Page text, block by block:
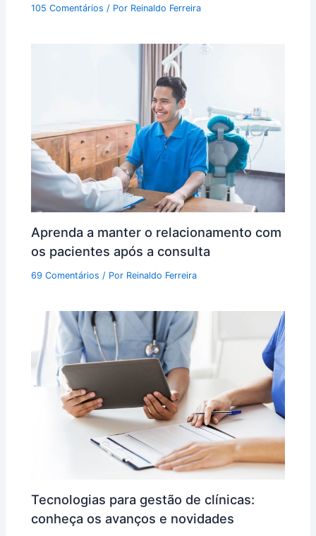
105 Comentários / Por Reinaldo Ferreira
Aprenda a manter o relacionamento com
os pacientes após a consulta
69 Comentários / Por Reinaldo Ferreira
Tecnologias para gestão de clínicas:
conheça os avanços e novidades